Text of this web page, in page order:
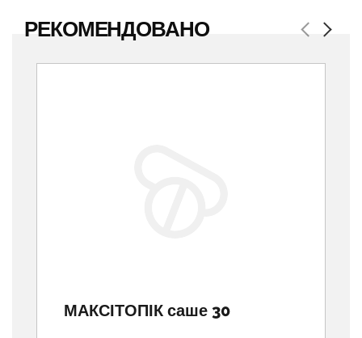
РЕКОМЕНДОВАНО Previous
МАКСІТОПІК саше 30
Next